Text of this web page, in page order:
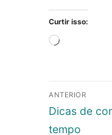
Curtir isso:
de
ANTERIOR
Post
anterior:
Dicas de
tempo